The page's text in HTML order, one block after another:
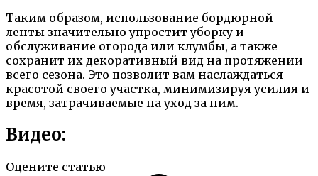
Таким образом, использование бордюрной
ленты значительно упростит уборку и
обслуживание огорода или клумбы, а также
сохранит их декоративный вид на протяжении
всего сезона. Это позволит вам наслаждаться
красотой своего участка, минимизируя усилия и
время, затрачиваемые на уход за ним.
Видео:
Оцените статью